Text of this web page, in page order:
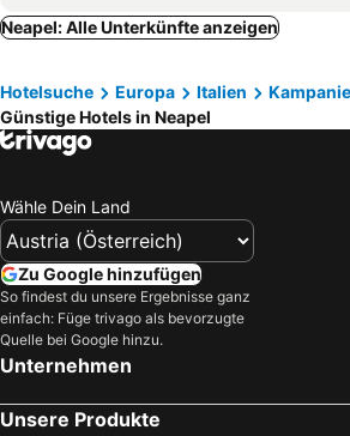
Exe Majestic
Villa
B&B HOTEL Napoli
Mercure
UNA Hotels Napoli
Holiday
Hotel Colombo
Sanfelice Rooms & Suites
Palazzo Caracciolo Naples
Hotel Vergilius Billia
Hotel San Francesco Al Monte
Best Western Hotel dei Mille
Hotel Real Orto Botanico
LHP Napoli Palace & SPA
Relais
Neapel: Alle Unterkünfte anzeigen
Hotelsuche Europa Italien
Günstige Hotels in Neapel
Wähle Dein Land
Zu Google hinzufügen
So findest du unsere Ergebnisse ganz
einfach: Füge trivago als bevorzugte
Quelle bei Google hinzu.
Unternehmen
Unsere Produkte